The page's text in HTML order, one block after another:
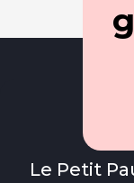
Le Petit